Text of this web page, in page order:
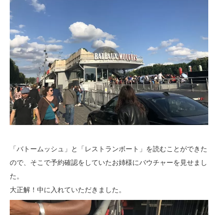
「バトームッシュ」と「レストランボート」を読むことができた
ので、そこで予約確認をしていたお姉様にバウチャーを見せまし
た。
大正解！中に入れていただきました。